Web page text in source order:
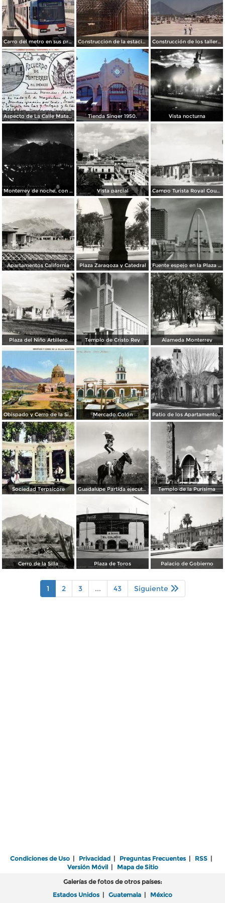
Carro del metro en sus primeras pruebas durante 1990 Construccion de la estacion cuauhtemoc Construcción de los talleres del metro
Aspecto de La Calle Matamoros ( Circulada el 8 de Abril de 1912 ). Tienda Singer 1950. Vista nocturna
Monterrey de noche, con tempestad Vista parcial Campo Turista Royal Courts
Apartamentos California Plaza Zaragoza y Catedral Fuente espejo en la Plaza Zaragoza
Plaza del Niño Artillero Templo de Cristo Rey Alameda Monterrey
Obispado y Cerro de la Silla Mercado Colón Patio de los Apartamentos Regina
Sociedad Terpsícore Guadalupe Partida ejecutando una charrería con lazo Templo de la Purísima
Cerro de la Silla Plaza de Toros Palacio de Gobierno
1 2 3 ... 43 Siguiente
Condiciones de Uso | Privacidad | Preguntas Frecuentes | RSS |
Versión Móvil| Mapa de Sitio
Galerías de fotos de otros países:
Estados Unidos | Guatemala | México